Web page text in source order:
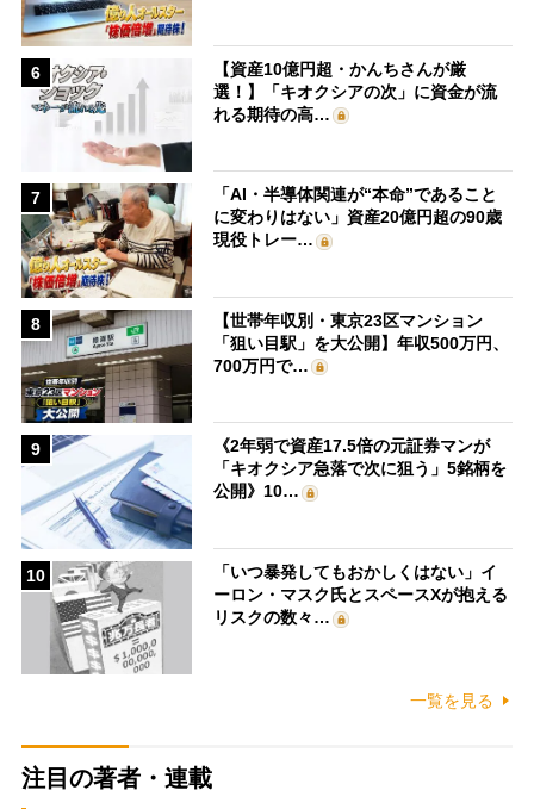
6
【資産10億円超・かんちさんが厳
選！】「キオクシアの次」に資金が流
れる期待の高…
7
「AI・半導体関連が“本命”であること
に変わりはない」資産20億円超の90歳
現役トレー…
8
【世帯年収別・東京23区マンション
「狙い目駅」を大公開】年収500万円、
700万円で…
9
《2年弱で資産17.5倍の元証券マンが
「キオクシア急落で次に狙う」5銘柄を
公開》10…
10
「いつ暴発してもおかしくはない」イ
ーロン・マスク氏とスペースXが抱える
リスクの数々…
一覧を見る
注目の著者・連載